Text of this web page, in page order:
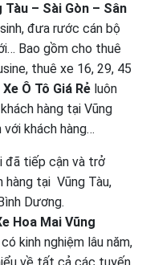
– Sài Gòn – Sân
đưa rước cán bộ
Bao gồm cho thuê
thuê xe 16, 29, 45
Ô Tô Giá Rẻ luôn
hàng tại Vũng
khách hàng…
đã tiếp cận và trở
hàng tại Vũng Tàu,
Dương.
Hoa Mai Vũng
kinh nghiệm lâu năm,